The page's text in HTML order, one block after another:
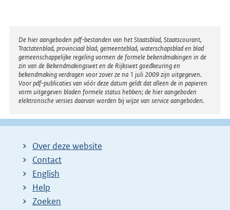
Disclaimer
De hier aangeboden pdf-bestanden van het Staatsblad, Staatscourant,
Tractatenblad, provinciaal blad, gemeenteblad, waterschapsblad en blad
gemeenschappelijke regeling vormen de formele bekendmakingen in de
zin van de Bekendmakingswet en de Rijkswet goedkeuring en
bekendmaking verdragen voor zover ze na 1 juli 2009 zijn uitgegeven.
Voor pdf-publicaties van vóór deze datum geldt dat alleen de in papieren
vorm uitgegeven bladen formele status hebben; de hier aangeboden
elektronische versies daarvan worden bij wijze van service aangeboden.
Over deze website
Contact
English
Help
Zoeken